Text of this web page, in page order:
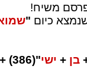
משיח!
כיום "
בן + ישי"(386) + "